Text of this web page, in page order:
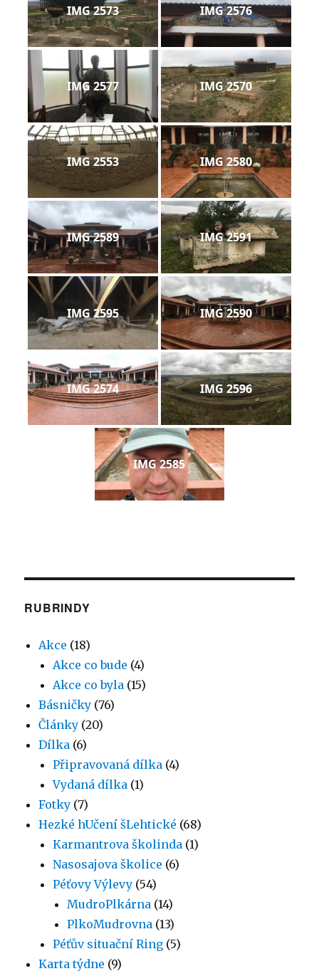
IMG 2573 IMG 2576
IMG 2577 IMG 2570
IMG 2553 IMG 2580
IMG 2589 IMG 2591
IMG 2595 IMG 2590
IMG 2574 IMG 2596
IMG 2585
RUBRINDY
Akce (18)
Akce co bude (4)
Akce co byla (15)
Básničky (76)
Články (20)
Dílka (6)
Připravovaná dílka (4)
Vydaná dílka (1)
Fotky (7)
Hezké hUčení šLehtické (68)
Karmantrova školinda (1)
Nasosajova školice (6)
Péťovy Výlevy (54)
MudroPlkárna (14)
PlkoMudrovna (13)
Péťův situační Ring (5)
Karta týdne (9)